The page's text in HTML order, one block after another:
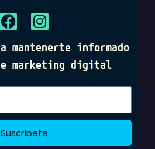
F
a
c
e
o
k
I
n
s
t
g
a
m
mantenerte informado
marketing digital
Suscríbete